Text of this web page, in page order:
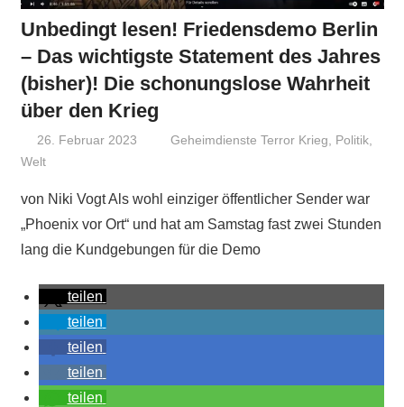
Unbedingt lesen! Friedensdemo Berlin
– Das wichtigste Statement des Jahres
(bisher)! Die schonungslose Wahrheit
über den Krieg
26. Februar 2023 Niki Vogt
Geheimdienste Terror Krieg, Politik,
Welt
von Niki Vogt Als wohl einziger öffentlicher Sender war
„Phoenix vor Ort“ und hat am Samstag fast zwei Stunden
lang die Kundgebungen für die Demo
teilen
teilen
teilen
teilen
teilen